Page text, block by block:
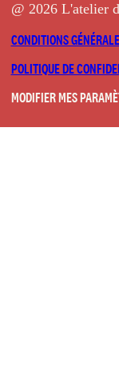
@ 2026 L'atelier
CONDITIONS
POLITIQUE DE
MODIFIER MES